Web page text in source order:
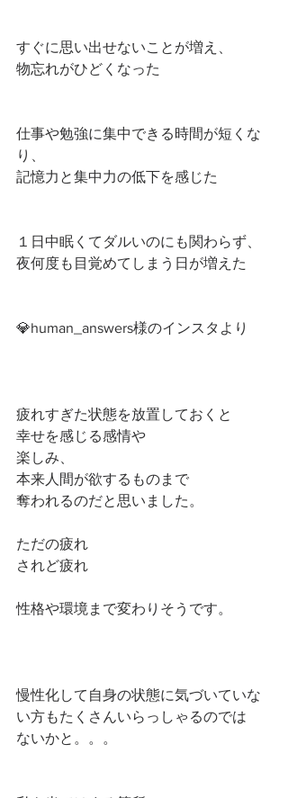
すぐに思い出せないことが増え、
物忘れがひどくなった
仕事や勉強に集中できる時間が短くな
り、
記憶力と集中力の低下を感じた
１日中眠くてダルいのにも関わらず、
夜何度も目覚めてしまう日が増えた
💎human_answers様のインスタより
疲れすぎた状態を放置しておくと
幸せを感じる感情や
楽しみ、
本来人間が欲するものまで
奪われるのだと思いました。
ただの疲れ
されど疲れ
性格や環境まで変わりそうです。
慢性化して自身の状態に気づいていな
い方もたくさんいらっしゃるのでは
ないかと。。。